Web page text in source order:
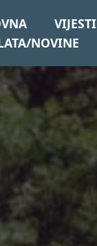
VIJESTI
NOVINE